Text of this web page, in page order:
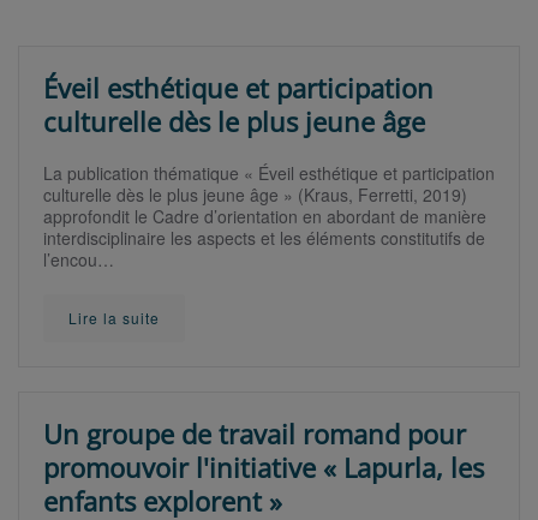
Éveil esthétique et participation
culturelle dès le plus jeune âge
La publication thématique « Éveil esthétique et participation
culturelle dès le plus jeune âge » (Kraus, Ferretti, 2019)
approfondit le Cadre d’orientation en abordant de manière
interdisciplinaire les aspects et les éléments constitutifs de
l’encou…
Lire la suite
Un groupe de travail romand pour
promouvoir l'initiative « Lapurla, les
enfants explorent »